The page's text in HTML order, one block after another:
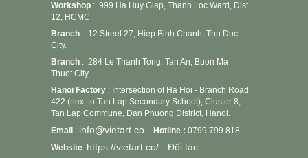
Workshop : 999 Ha Huy Giap, Thanh Loc Ward, Dist.
12, HCMC.
Branch : 12 Street 27, Hiep Binh Chanh, Thu Duc
City.
Branch : 284 Le Thanh Tong, Tan An, Buon Ma
Thuot City.
Hanoi Factory : Intersection of Ha Hoi - Branch Road
422 (next to Tan Lap Secondary School), Cluster 8,
Tan Lap Commune, Dan Phuong District, Hanoi.
Email : info@vietart.co Hotline : 0799 799 818
Website: https://vietart.co/
Đối tác